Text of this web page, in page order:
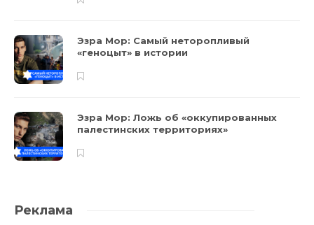
Эзра Мор: Самый неторопливый
«геноцыт» в истории
Эзра Мор: Ложь об «оккупированных
палестинских территориях»
Реклама